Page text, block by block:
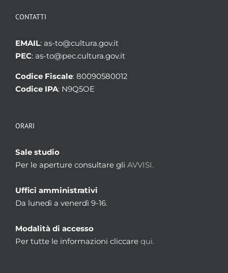
CONTATTI
EMAIL: as-to@cultura.gov.it
PEC: as-to@pec.cultura.gov.it
Codice Fiscale: 80090580012
Codice IPA: N9Q5OE
ORARI
Sale studio
Per le aperture consultare gli AVVISI.
Uffici amministrativi
Da lunedì a venerdì 9-16.
Modalità di accesso
Per tutte le informazioni cliccare qui.